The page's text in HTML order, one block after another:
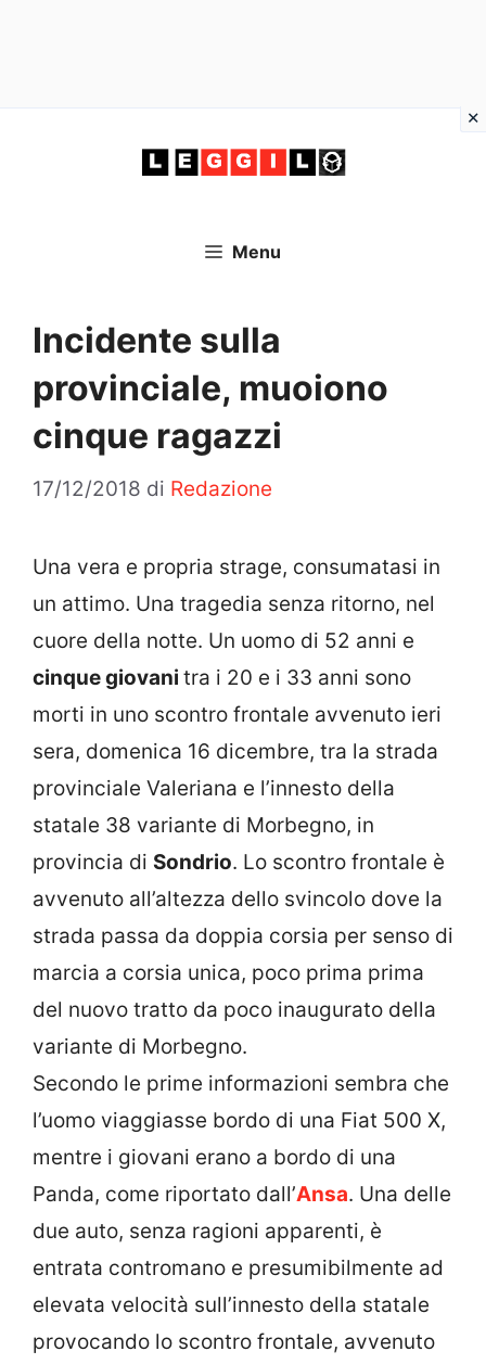
Menu
Incidente sulla
provinciale, muoiono
cinque ragazzi
17/12/2018 di Redazione
Una vera e propria strage, consumatasi in
un attimo. Una tragedia senza ritorno, nel
cuore della notte. Un uomo di 52 anni e
cinque giovani tra i 20 e i 33 anni sono
morti in uno scontro frontale avvenuto ieri
sera, domenica 16 dicembre, tra la strada
provinciale Valeriana e l’innesto della
statale 38 variante di Morbegno, in
provincia di Sondrio. Lo scontro frontale è
avvenuto all’altezza dello svincolo dove la
strada passa da doppia corsia per senso di
marcia a corsia unica, poco prima prima
del nuovo tratto da poco inaugurato della
variante di Morbegno.
Secondo le prime informazioni sembra che
l’uomo viaggiasse bordo di una Fiat 500 X,
mentre i giovani erano a bordo di una
Panda, come riportato dall’Ansa. Una delle
due auto, senza ragioni apparenti, è
entrata contromano e presumibilmente ad
elevata velocità sull’innesto della statale
provocando lo scontro frontale, avvenuto